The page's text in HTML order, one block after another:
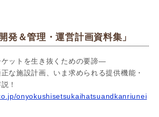
発＆管理・運営計画資料集」
ットを生き抜くための要諦―
な施設計画、いま求められる提供機能・
！
onyokushisetsukaihatsuandkanriunei